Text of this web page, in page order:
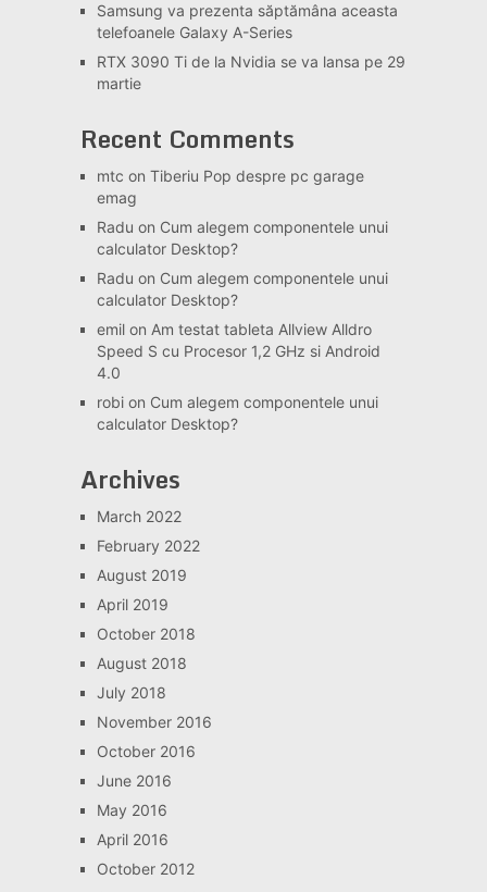
Samsung va prezenta săptămâna aceasta
telefoanele Galaxy A-Series
RTX 3090 Ti de la Nvidia se va lansa pe 29
martie
Recent Comments
mtc on Tiberiu Pop despre pc garage
emag
Radu on Cum alegem componentele unui
calculator Desktop?
Radu on Cum alegem componentele unui
calculator Desktop?
emilon Am testat tableta Allview Alldro
Speed S cu Procesor 1,2 GHz si Android
4.0
robion Cum alegem componentele unui
calculator Desktop?
Archives
March 2022
February 2022
August 2019
April 2019
October 2018
August 2018
July 2018
November 2016
October 2016
June 2016
May 2016
April 2016
October 2012